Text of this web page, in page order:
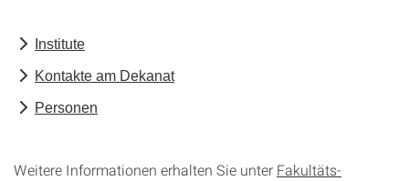
Institute
Kontakte am Dekanat
Personen
Weitere Informationen erhalten Sie unter Fakultäts-